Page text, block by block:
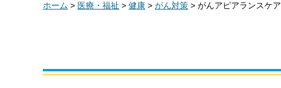
ホーム > 医療・福祉 > 健康 > がん対策 > がんアピアランスケア